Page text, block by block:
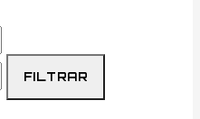
máximo
FILTRAR